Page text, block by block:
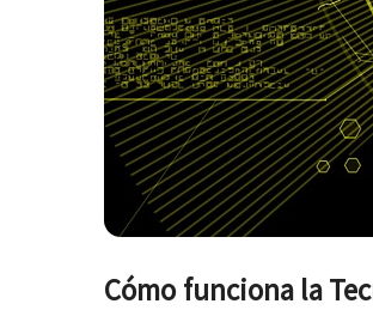
Cómo funciona la